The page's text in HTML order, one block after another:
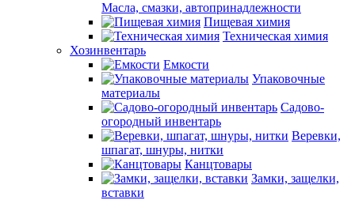
Масла, смазки, автопринадлежности
Пищевая химия
Техническая химия
Хозинвентарь
Емкости
Упаковочные
материалы
Садово-
огородный инвентарь
Веревки,
шпагат, шнуры, нитки
Канцтовары
Замки, защелки,
вставки